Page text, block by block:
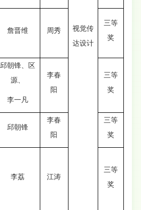
视觉传
达设计
詹晋维 周秀
三等
奖
邱朝锋、区
源、
李一凡
李春
阳
三等
奖
邱朝锋
李春
阳
三等
奖
李荔 江涛
三等
奖